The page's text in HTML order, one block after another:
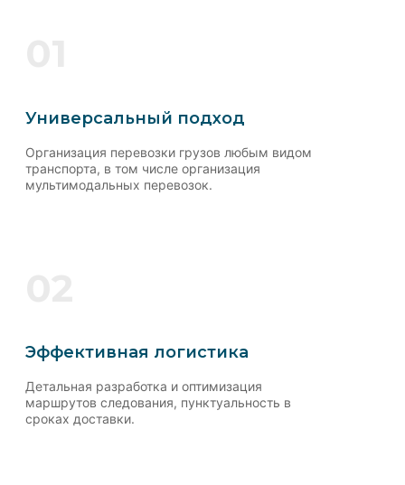
Универсальный подход
Организация перевозки грузов любым видом
транспорта, в том числе организация
мультимодальных перевозок.
Эффективная логистика
Детальная разработка и оптимизация
маршрутов следования, пунктуальность в
сроках доставки.